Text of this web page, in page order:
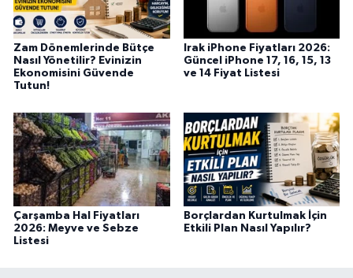
Zam Dönemlerinde Bütçe
Nasıl Yönetilir? Evinizin
Ekonomisini Güvende
Tutun!
Irak iPhone Fiyatları 2026:
Güncel iPhone 17, 16, 15, 13
ve 14 Fiyat Listesi
Çarşamba Hal Fiyatları
2026: Meyve ve Sebze
Listesi
Borçlardan Kurtulmak İçin
Etkili Plan Nasıl Yapılır?